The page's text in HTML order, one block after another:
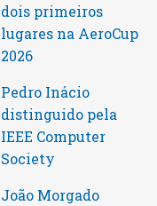
dois primeiros
lugares na AeroCup
2026
Pedro Inácio
distinguido pela
IEEE Computer
Society
João Morgado